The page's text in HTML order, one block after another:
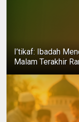
I’tikaf: Ibadah
Malam Terakhir